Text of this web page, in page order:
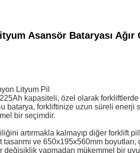
Asansör Bataryası
Lityum Pil
kapasiteli, özel olarak
batarya, forkliftinize uzun süreli enerji
bir seçimdir.
artırmakla kalmayıp diğer forklift
ve 650x195x560mm
değişiklik yapmadan mükemmel bir